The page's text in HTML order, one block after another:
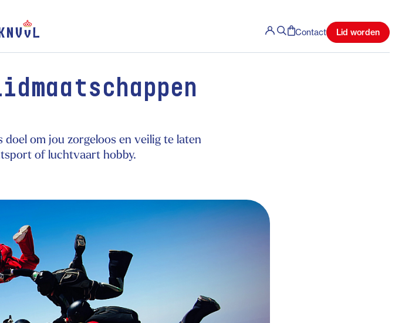
Contact Lid worden
om jou zorgeloos en veilig te laten
of luchtvaart hobby.